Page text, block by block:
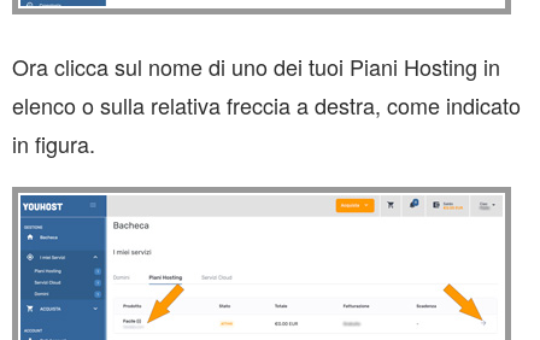
Ora clicca sul nome di uno dei tuoi Piani Hosting in
elenco o sulla relativa freccia a destra, come indicato
in figura.